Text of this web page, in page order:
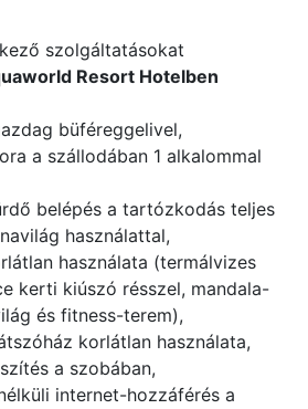
szolgáltatásokat
Resort Hotelben
büféreggelivel,
a szállodában 1 alkalommal
belépés a tartózkodás teljes
használattal,
használata (termálvizes
kerti kiúszó résszel, mandala-
és fitness-terem),
korlátlan használata,
a szobában,
internet-hozzáférés a